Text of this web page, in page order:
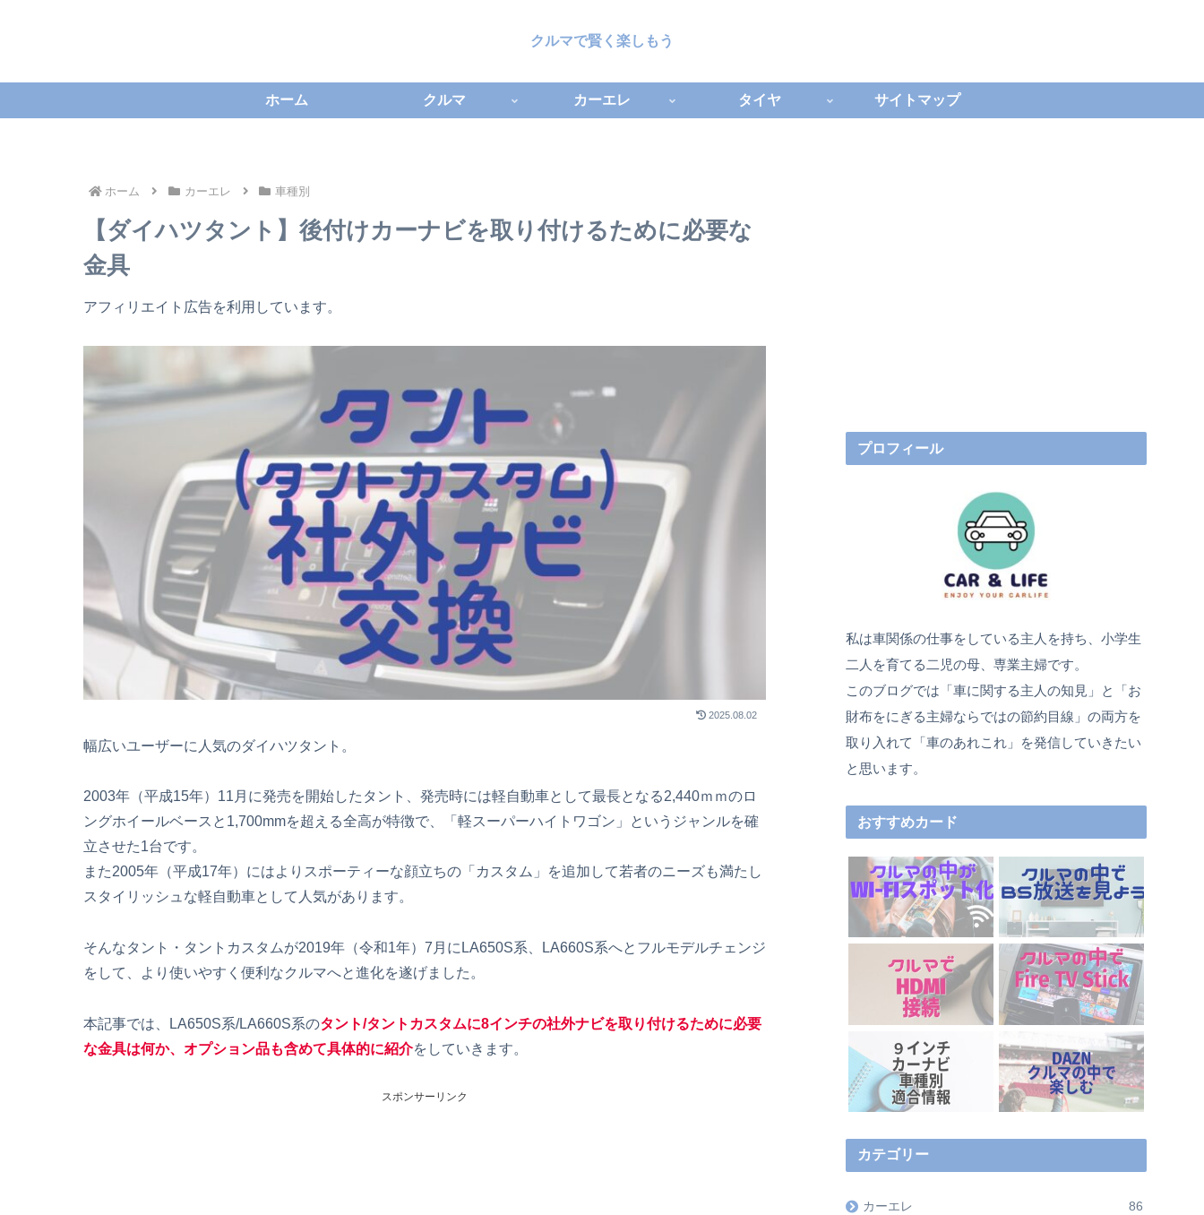
クルマで賢く楽しもう
ホーム クルマ カーエレ タイヤ サイトマップ
ホーム カーエレ 車種別
【ダイハツタント】後付けカーナビを取り付けるために必要な
金具
アフィリエイト広告を利用しています。
2025.08.02
幅広いユーザーに人気のダイハツタント。
2003年（平成15年）11月に発売を開始したタント、発売時には軽自動車として最長となる2,440ｍｍのロ
ングホイールベースと1,700mmを超える全高が特徴で、「軽スーパーハイトワゴン」というジャンルを確
立させた1台です。
また2005年（平成17年）にはよりスポーティーな顔立ちの「カスタム」を追加して若者のニーズも満たし
スタイリッシュな軽自動車として人気があります。
そんなタント・タントカスタムが2019年（令和1年）7月にLA650S系、LA660S系へとフルモデルチェンジ
をして、より使いやすく便利なクルマへと進化を遂げました。
本記事では、LA650S系/LA660S系のタント/タントカスタムに8インチの社外ナビを取り付けるために必要
な金具は何か、オプション品も含めて具体的に紹介をしていきます。
スポンサーリンク
プロフィール
私は車関係の仕事をしている主人を持ち、小学生
二人を育てる二児の母、専業主婦です。
このブログでは「車に関する主人の知見」と「お
財布をにぎる主婦ならではの節約目線」の両方を
取り入れて「車のあれこれ」を発信していきたい
と思います。
おすすめカード
カテゴリー
カーエレ 86